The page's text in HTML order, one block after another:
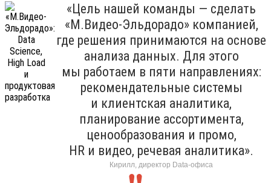
«Цель нашей команды — сделать
«М.Видео-Эльдорадо» компанией,
где решения принимаются на основе
анализа данных. Для этого
мы работаем в пяти направлениях:
рекомендательные системы
и клиентская аналитика,
планирование ассортимента,
ценообразования и промо,
HR и видео, речевая аналитика».
Кирилл, директор Data-офиса